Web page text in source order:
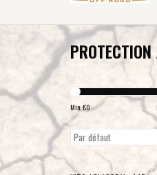
Min: €0